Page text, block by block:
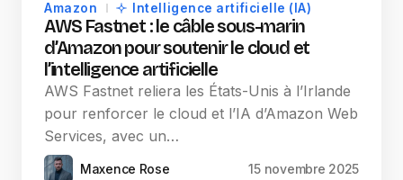
Amazon Intelligence artificielle (IA)
AWS Fastnet : le câble sous-marin
d’Amazon pour soutenir le cloud et
l’intelligence artificielle
AWS Fastnet reliera les États-Unis à l’Irlande
pour renforcer le cloud et l’IA d’Amazon Web
Services, avec un…
Maxence Rose 15 novembre 2025